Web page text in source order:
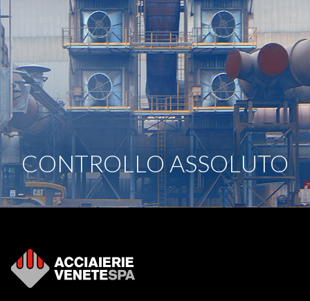
CONTROLLO ASSOLUTO